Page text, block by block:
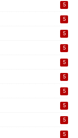
5
5
5
5
5
5
5
5
5
5